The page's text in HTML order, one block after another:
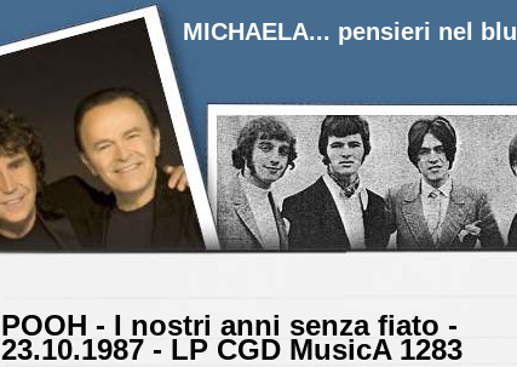
MICHAELA... pensieri nel blu
POOH - I nostri anni senza fiato -
23.10.1987 - LP CGD MusicA 1283